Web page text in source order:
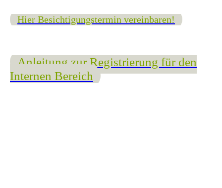
Hier Besichtigungstermin vereinbaren!
Anleitung zur Registrierung für den
Internen Bereich